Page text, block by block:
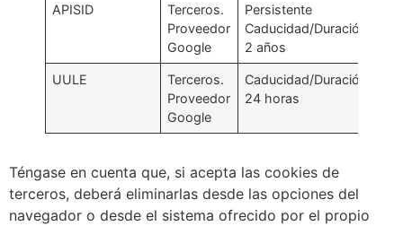
APISID
Terceros.
Proveedor
Google
Persistente
Caducidad/Duración:
2 años
UULE
Terceros.
Proveedor
Google
Caducidad/Duración:
24 horas
Téngase en cuenta que, si acepta las cookies de
terceros, deberá eliminarlas desde las opciones del
navegador o desde el sistema ofrecido por el propio